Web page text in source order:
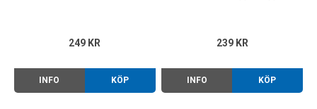
249 KR
INFO KÖP
239 KR
INFO KÖP